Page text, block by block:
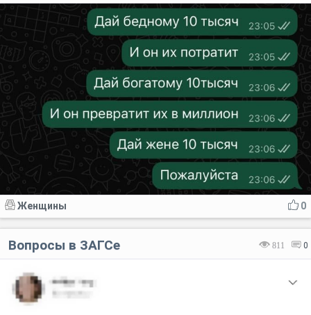
0
Женщины
811 0
Вопросы в ЗАГСе